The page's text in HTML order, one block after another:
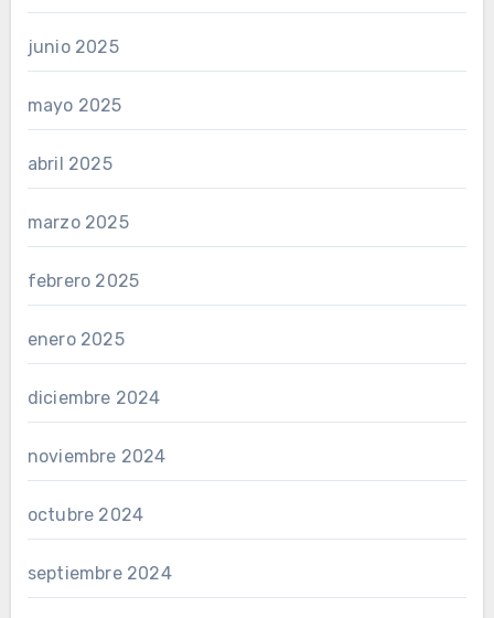
junio 2025
mayo 2025
abril 2025
marzo 2025
febrero 2025
enero 2025
diciembre 2024
noviembre 2024
octubre 2024
septiembre 2024